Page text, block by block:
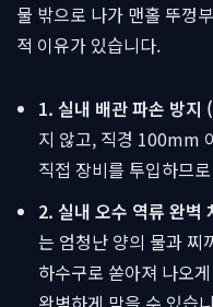
물 밖으로 나가 맨홀 뚜껑
적 이유가 있습니다.
1. 실내 배관 파손 방지
지 않고, 직경 100mm
직접 장비를 투입하므
2. 실내 오수 역류 완벽
는 엄청난 양의 물과 찌
하수구로 쏟아져 나오